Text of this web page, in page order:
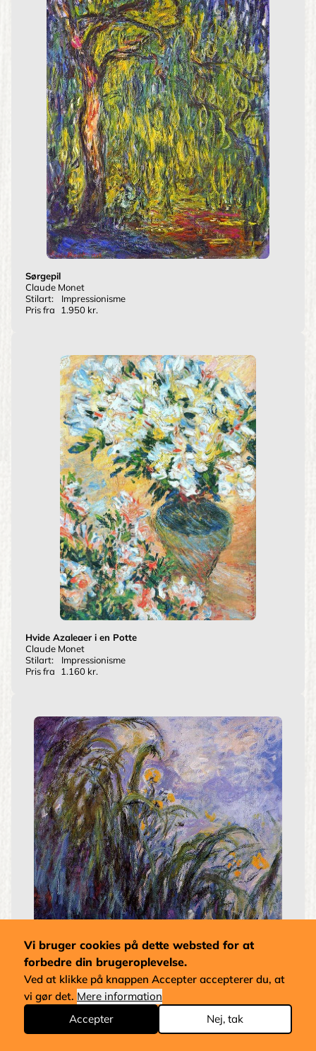
Sørgepil
Claude Monet
Stilart:
Impressionisme
Pris fra
1.950 kr.
Hvide Azaleaer i en Potte
Claude Monet
Stilart:
Impressionisme
Pris fra
1.160 kr.
Gule Sværdliljer
Claude Monet
Stilart:
Impressionisme
Pris fra 1.320 kr.
Previous
Side Side Side
3 Side
4 Side Next
Vi bruger cookies på dette websted for at
forbedre din brugeroplevelse.
Ved at klikke på knappen Accepter accepterer du, at
vi gør det. Mere information
Accepter
Nej, tak